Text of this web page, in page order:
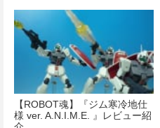
【ROBOT魂】『ジム寒冷地仕
様 ver. A.N.I.M.E. 』レビュー紹